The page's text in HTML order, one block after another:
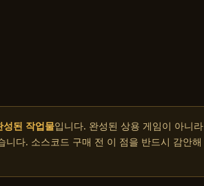
성된 작업물입니다. 완성된 상용 게임이 아니라
다. 소스코드 구매 전 이 점을 반드시 감안해